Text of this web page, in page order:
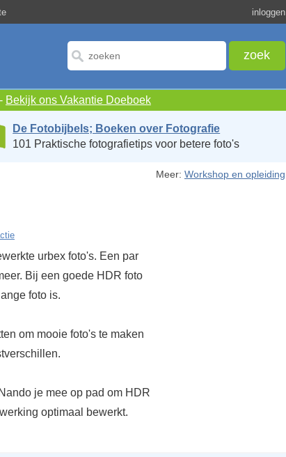
inloggen
Bekijk ons Vakantie Doeboek
De Fotobijbels; Boeken over Fotografie
101 Praktische fotografietips voor betere foto's
Meer: Workshop en opleiding
urbex foto's. Een par
Bij een goede HDR foto
foto is.
om mooie foto's te maken
je mee op pad om HDR
optimaal bewerkt.